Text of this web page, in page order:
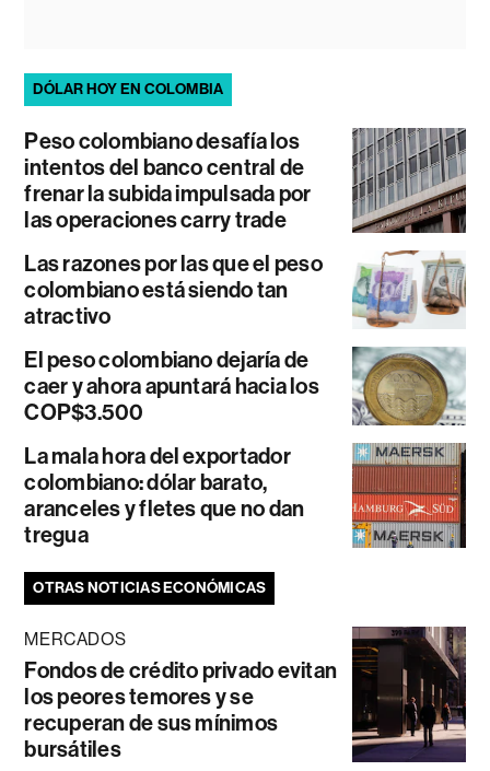
DÓLAR HOY EN COLOMBIA
Peso colombiano desafía los
intentos del banco central de
frenar la subida impulsada por
las operaciones carry trade
Las razones por las que el peso
colombiano está siendo tan
atractivo
El peso colombiano dejaría de
caer y ahora apuntará hacia los
COP$3.500
La mala hora del exportador
colombiano: dólar barato,
aranceles y fletes que no dan
tregua
OTRAS NOTICIAS ECONÓMICAS
MERCADOS
Fondos de crédito privado evitan
los peores temores y se
recuperan de sus mínimos
bursátiles